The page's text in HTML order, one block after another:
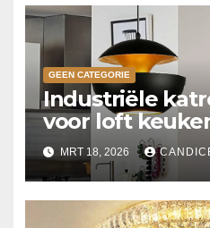
GEEN CATEGORIE
Industriële
voor loft
MRT 18, 2026